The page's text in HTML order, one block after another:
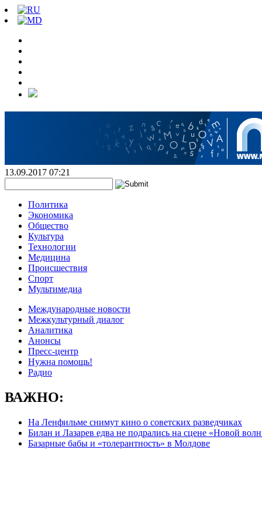
13.09.2017 07:21
Политика
Экономика
Общество
Культура
Технологии
Медицина
Происшествия
Спорт
Мультимедиа
Международные новости
Межкультурный диалог
Аналитика
Анонсы
Пресс-центр
Нужна помощь!
Радио
ВАЖНО:
На Ленфильме снимут кино о советских разведчиках
Билан и Лазарев едва не подрались на сцене «Новой
Базарные бабы и «толерантность» в Молдове